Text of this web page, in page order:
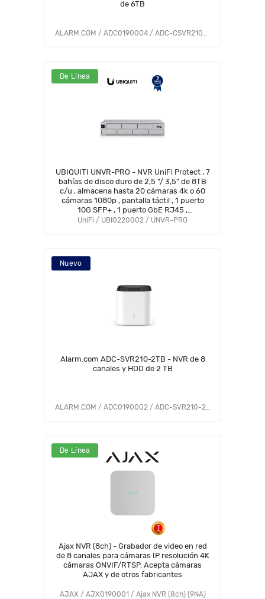
de 6TB
ALARM.COM / ADC0190004 / ADC-CSVR2108P-1x6TB
De Línea
UBIQUITI UNVR-PRO - NVR UniFi Protect , 7
bahías de disco duro de 2,5 "/ 3,5" de 8TB
c/u , almacena hasta 20 cámaras 4k o 60
cámaras 1080p , pantalla táctil , 1 puerto
10G SFP+ , 1 puerto GbE RJ45 ,
Configuración automatizada de RAID 1, 5 o
UniFi / UBI0220002 / UNVR-PRO
Nuevo
Alarm.com ADC-SVR210-2TB - NVR de 8
canales y HDD de 2 TB
ALARM.COM / ADC0190002 / ADC-SVR210-2TB
De Línea
Ajax NVR (8ch) - Grabador de video en red
de 8 canales para cámaras IP resolución 4K
cámaras ONVIF/RTSP. Acepta cámaras
AJAX y de otros fabricantes
AJAX / AJX0190001 / Ajax NVR (8ch) (9NA)